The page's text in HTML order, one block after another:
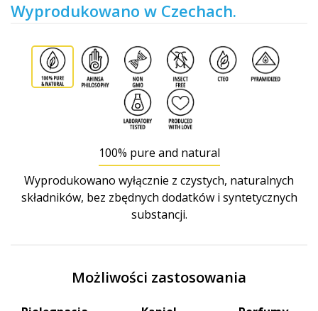
Wyprodukowano w Czechach.
100% pure and natural
Wyprodukowano wyłącznie z czystych, naturalnych
składników, bez zbędnych dodatków i syntetycznych
substancji.
Możliwości zastosowania